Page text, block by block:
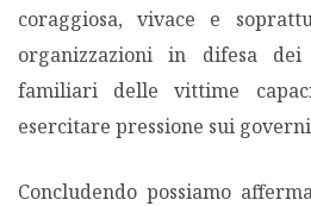
coraggiosa, vivace e
organizzazioni in difesa
familiari delle vittime
esercitare pressione sui
Concludendo possiamo